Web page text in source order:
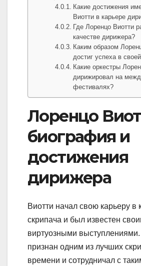
Какие достижения
Виотти в карьере
Где Лоренцо Виотти
качестве дирижера?
Каким образом
достиг успеха в
Какие оркестры
дирижировал на
фестивалях?
Лоренцо
биография и
достижения
дирижера
Виотти начал свою карьеру в
скрипача и был известен
виртуозными
признан одним из лучших
времени и сотрудничал с